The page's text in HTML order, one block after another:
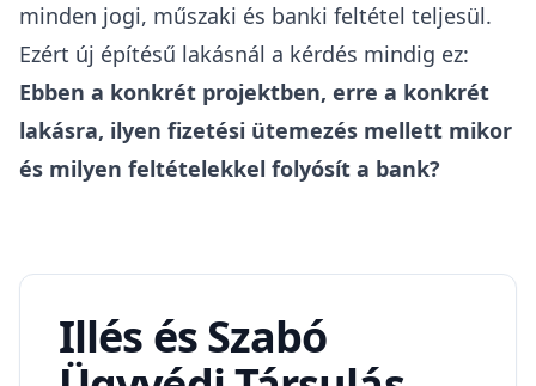
minden jogi, műszaki és banki feltétel teljesül.
Ezért új építésű lakásnál a kérdés mindig ez:
Ebben a konkrét projektben, erre a konkrét
lakásra, ilyen fizetési ütemezés mellett mikor
és milyen feltételekkel folyósít a bank?
Illés és Szabó